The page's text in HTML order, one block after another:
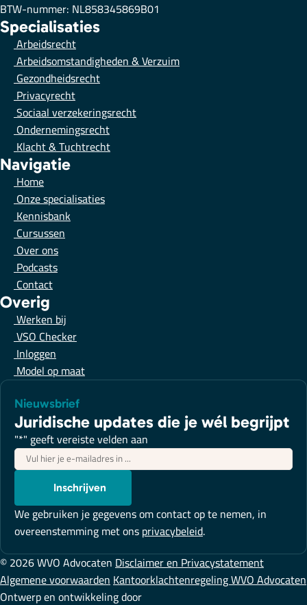
BTW-nummer: NL858345869B01
Specialisaties
Arbeidsrecht
Arbeidsomstandigheden & Verzuim
Gezondheidsrecht
Privacyrecht
Sociaal verzekeringsrecht
Ondernemingsrecht
Klacht & Tuchtrecht
Navigatie
Home
Onze specialisaties
Kennisbank
Cursussen
Over ons
Podcasts
Contact
Overig
Werken bij
VSO Checker
Inloggen
Model op maat
Nieuwsbrief
Juridische updates die je wél begrijpt
"*" geeft vereiste velden aan
E-
mailadres*
Inschrijven
We gebruiken je gegevens om contact op te nemen, in
overeenstemming met onsprivacybeleid.
© 2026 WVO AdvocatenDisclaimer en Privacystatement
Algemene voorwaardenKantoorklachtenregeling WVO Advocaten
Ontwerp en ontwikkeling door